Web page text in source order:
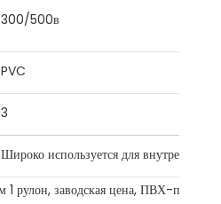
300/500в
PVC
3
Широко используется для внутренних